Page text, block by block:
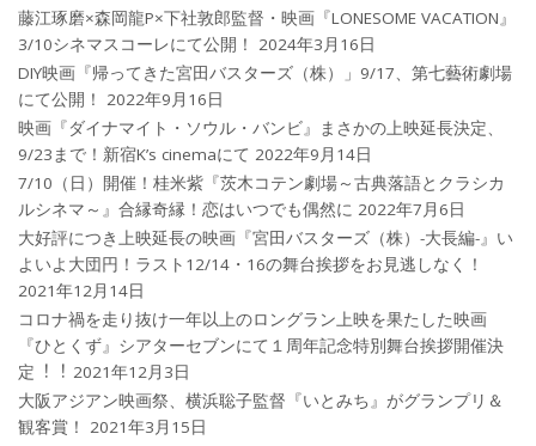
藤江琢磨×森岡龍P×下社敦郎監督・映画『LONESOME VACATION』
3/10シネマスコーレにて公開！
2024年3月16日
DIY映画『帰ってきた宮田バスターズ（株）」9/17、第七藝術劇場
にて公開！
2022年9月16日
映画『ダイナマイト・ソウル・バンビ』まさかの上映延長決定、
9/23まで！新宿K’s cinemaにて 2022年9月14日
7/10（日）開催！桂米紫『茨木コテン劇場～古典落語とクラシカ
ルシネマ～』合縁奇縁！恋はいつでも偶然に 2022年7月6日
大好評につき上映延長の映画『宮田バスターズ（株）-大長編-』い
よいよ大団円！ラスト12/14・16の舞台挨拶をお見逃しなく！
2021年12月14日
コロナ禍を⾛り抜け⼀年以上のロングラン上映を果たした映画
『ひとくず』シアターセブンにて１周年記念特別舞台挨拶開催決
定︕︕ 2021年12月3日
大阪アジアン映画祭、横浜聡子監督『いとみち』がグランプリ＆
観客賞！
2021年3月15日